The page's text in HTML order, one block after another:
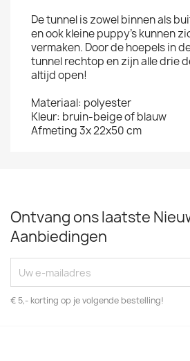
De tunnel is zowel binnen als
en ook kleine puppy's kunnen
vermaken. Door de hoepels in
tunnel rechtop en zijn alle drie
altijd open!
Materiaal: polyester
Kleur: bruin-beige of blauw
Afmeting 3x 22x50 cm
Ontvang ons laatste
Aanbiedingen
€ 5,- korting op je volgende bestelling!